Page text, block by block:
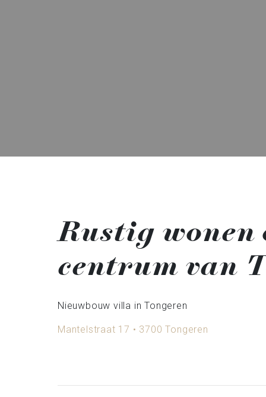
Rustig wonen
centrum van
Nieuwbouw villa in Tongeren
Mantelstraat 17 • 3700 Tongeren